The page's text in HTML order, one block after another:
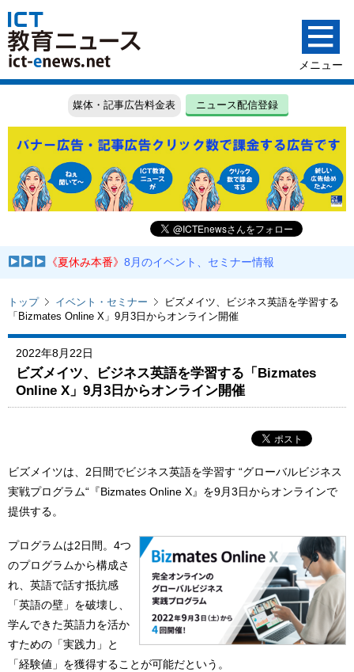
媒体・記事広告料金表 ニュース配信登録
《夏休み本番》8月のイベント、セミナー情報
トップ イベント・セミナー
ビズメイツ、ビジネス英語を学習する
「Bizmates Online X」9月3日からオンライン開催
2022年8月22日
ビズメイツ、ビジネス英語を学習する「Bizmates
Online X」9月3日からオンライン開催
ビズメイツは、2日間でビジネス英語を学習す “グローバルビジネス
実戦プログラム“『Bizmates Online X』を9月3日からオンラインで
提供する。
プログラムは2日間。4つ
のプログラムから構成さ
れ、英語で話す抵抗感
「英語の壁」を破壊し、
学んできた英語力を活か
すための「実践力」と
「経験値」を獲得することが可能だという。